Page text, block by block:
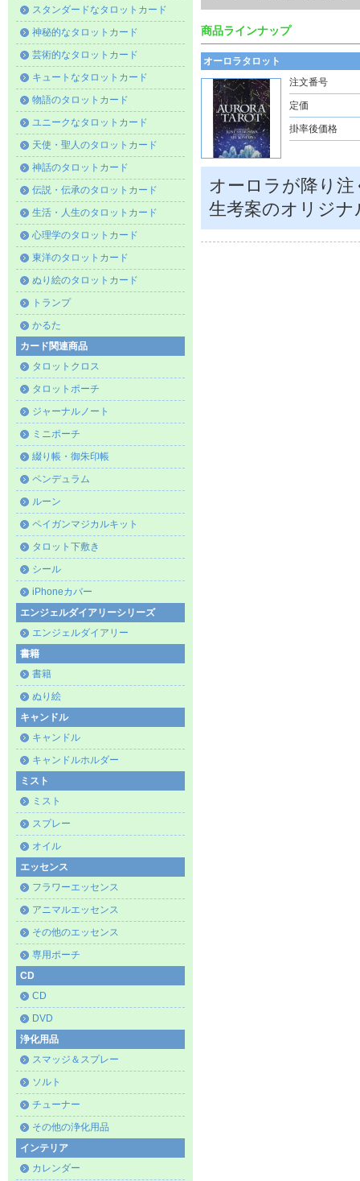
スタンダードなタロットカード
神秘的なタロットカード
芸術的なタロットカード
キュートなタロットカード
物語のタロットカード
ユニークなタロットカード
天使・聖人のタロットカード
神話のタロットカード
伝説・伝承のタロットカード
生活・人生のタロットカード
心理学のタロットカード
東洋のタロットカード
ぬり絵のタロットカード
トランプ
かるた
カード関連商品
タロットクロス
タロットポーチ
ジャーナルノート
ミニポーチ
綴り帳・御朱印帳
ペンデュラム
ルーン
ペイガンマジカルキット
タロット下敷き
シール
iPhoneカバー
エンジェルダイアリーシリーズ
エンジェルダイアリー
書籍
書籍
ぬり絵
キャンドル
キャンドル
キャンドルホルダー
ミスト
ミスト
スプレー
オイル
エッセンス
フラワーエッセンス
アニマルエッセンス
その他のエッセンス
専用ポーチ
CD
CD
DVD
浄化用品
スマッジ＆スプレー
ソルト
チューナー
その他の浄化用品
インテリア
カレンダー
商品ラインナップ
オーロラタロット
注文番号
定価
掛率後価格
オーロラが降り
生考案のオリジ